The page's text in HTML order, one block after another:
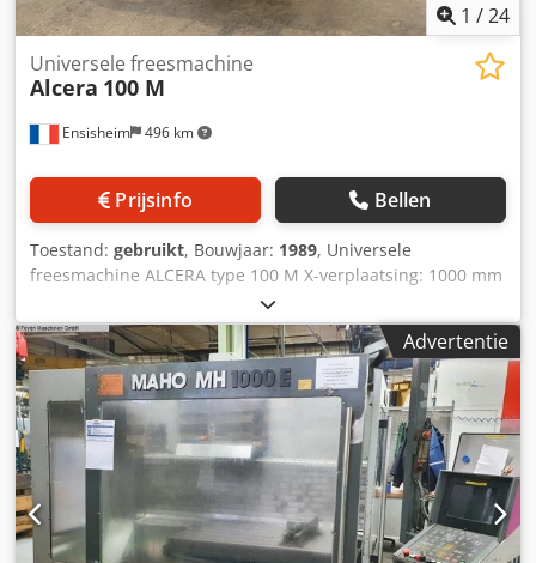
1 /24
Ensisheim 496 km
Universele freesmachine
Alcera 100 M
Prijsinfo Bellen
Toestand: gebruikt, Bouwjaar: 1989, Universele
freesmachine ALCERA type 100 M X-verplaatsing: 1000 mm
Y-verplaatsing: 450 mm Z-verplaatsing: 600 mm Conus
SA40 Spilsnelheid: van 40 tot 2000 tpm Tafelformaat: 1400
x 320 mm Bouwjaar: 11/1989 HEIDENHAIN 3-assige schaal
Gecentraliseerde vetpomp Automatische posities: X - Y - Z
Joystickbediening Codpezmycijfx Ab Eorf Smeerpomp
Spanning: 380 V Breedte: 2100 mm Diepte: 2400 mm Totale
hoogte: 2000 mm Gewicht: ca. 3 ton
Advertentie